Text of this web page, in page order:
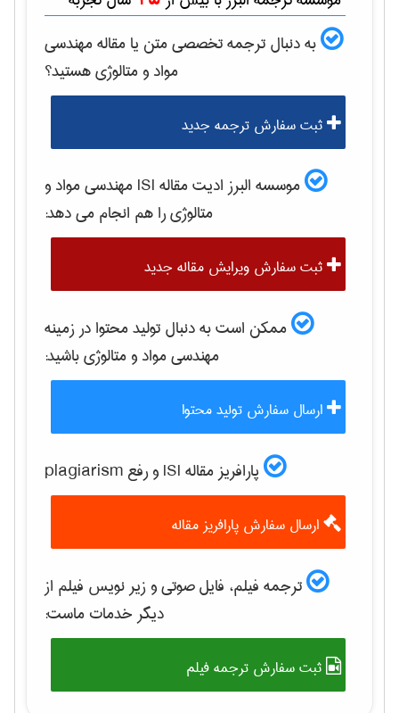
به دنبال ترجمه تخصصی متن یا مقالهمهندسی
مواد و متالوژیهستید؟
ثبت سفارش ترجمه جدید
موسسه البرز ادیت مقاله ISI
مهندسی مواد و
متالوژیرا هم انجام می دهد:
ثبت سفارش ویرایش مقاله جدید
ممکن است به دنبال تولید محتوا در زمینه
مهندسی مواد و متالوژیباشید:
ارسال سفارش تولید محتوا
پارافریز مقاله ISI و رفع plagiarism
ارسال سفارش پارافریز مقاله
ترجمه فیلم، فایل صوتی و زیر نویس فیلم از
دیگر خدمات ماست:
ثبت سفارش ترجمه فیلم